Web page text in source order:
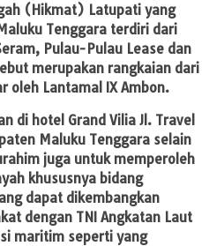
(Hikmat) Latupati yang
Tenggara terdiri dari
Pulau-Pulau Lease dan
merupakan rangkaian dari
oleh Lantamal IX Ambon.
di hotel Grand Vilia Jl. Travel
Maluku Tenggara selain
juga untuk memperoleh
khususnya bidang
dapat dikembangkan
dengan TNI Angkatan Laut
maritim seperti yang